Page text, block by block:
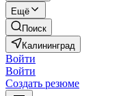
Ещё
Поиск
Калининград
Войти
Войти
Создать резюме